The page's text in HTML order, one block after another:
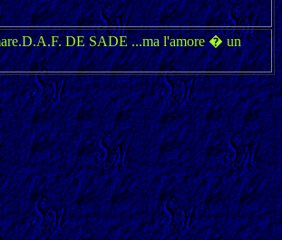
DE SADE ...ma l'amore � un